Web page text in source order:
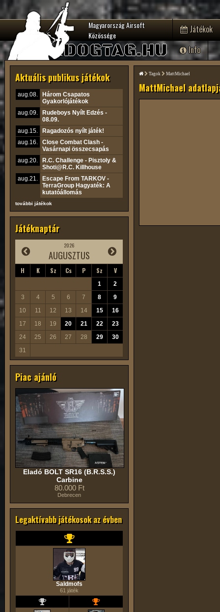
Magyarország Airsoft
Közössége
DOGTAG.HU
Játékok
Info
Aktuális publikus játékok
aug.08.
Három Csapatos
Gyakorlójátékok
aug.09.
Rudeboys Nyílt Edzés -
08.09.
aug.15.
Ragadozós nyílt játék!
aug.16.
Close Combat Clash -
Vasárnapi összecsapás
aug.20.
R.C. Challenge - Pisztoly &
Shoti@R.C. Killhouse
aug.21.
Escape From TARKOV -
TerraGroup Hagyaték: A
kutatóállomás
további játékok
Játéknaptár
2026
AUGUSZTUS
H K Sz Cs P Sz V
1
2
3
4 5 6 7 8
9
10
11 12 13 14 15
16
17
18 19 20 21 22
23
24
25 26 27 28 29
30
31
Piac ajánló
Eladó BOLT SR16 (B.R.S.S.)
Carbine
80.000 Ft
Debrecen
Legaktívabb játékosok az évben
Saldmofs
61 játék
Tagok MattMichael
MattMichael